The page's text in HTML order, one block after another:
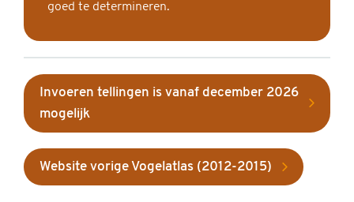
goed te determineren.
Invoeren tellingen is vanaf december 2026
mogelijk
Website vorige Vogelatlas (2012-2015)